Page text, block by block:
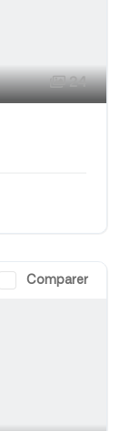
24
Comparer